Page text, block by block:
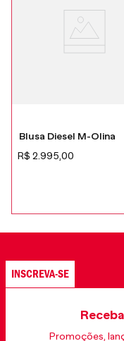
Blusa Diesel M-Olina
R$ 2 995 00
INSCREVA-SE
Promoções,